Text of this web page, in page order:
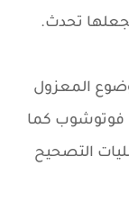
المعزول
فوتوشوب كما
التصحيح